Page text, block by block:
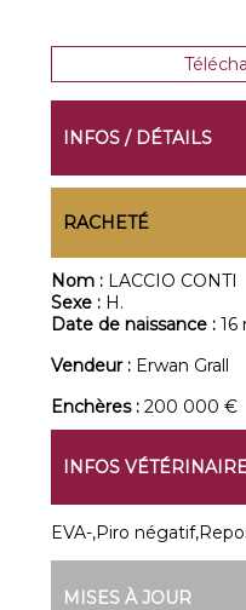
INFOS / DÉTAILS
RACHETÉ
Nom : LACCIO CONTI
Sexe : H.
Date de naissance :16
Vendeur : Erwan Grall
Enchères :200 000 €
INFOS
EVA-,Piro
MISES À JOUR